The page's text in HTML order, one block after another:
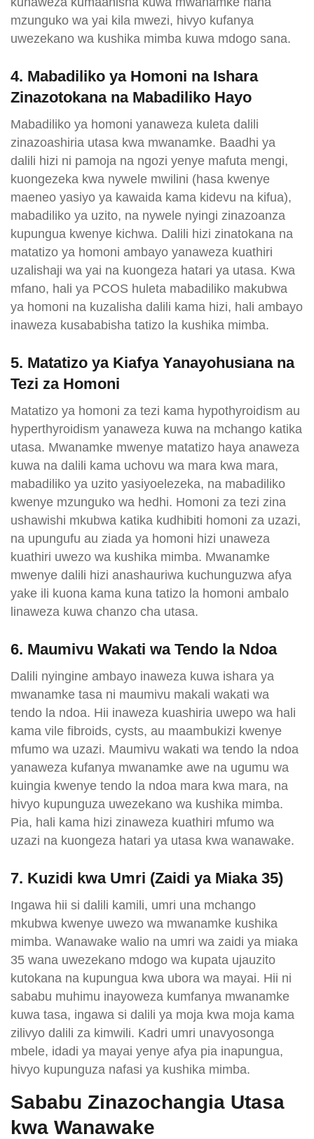
mzunguko wa yai kila mwezi, hivyo kufanya
uwezekano wa kushika mimba kuwa mdogo sana.
4. Mabadiliko ya Homoni na Ishara
Zinazotokana na Mabadiliko Hayo
Mabadiliko ya homoni yanaweza kuleta dalili
zinazoashiria utasa kwa mwanamke. Baadhi ya
dalili hizi ni pamoja na ngozi yenye mafuta mengi,
kuongezeka kwa nywele mwilini (hasa kwenye
maeneo yasiyo ya kawaida kama kidevu na kifua),
mabadiliko ya uzito, na nywele nyingi zinazoanza
kupungua kwenye kichwa. Dalili hizi zinatokana na
matatizo ya homoni ambayo yanaweza kuathiri
uzalishaji wa yai na kuongeza hatari ya utasa. Kwa
mfano, hali ya PCOS huleta mabadiliko makubwa
ya homoni na kuzalisha dalili kama hizi, hali ambayo
inaweza kusababisha tatizo la kushika mimba.
5. Matatizo ya Kiafya Yanayohusiana na
Tezi za Homoni
Matatizo ya homoni za tezi kama hypothyroidism au
hyperthyroidism yanaweza kuwa na mchango katika
utasa. Mwanamke mwenye matatizo haya anaweza
kuwa na dalili kama uchovu wa mara kwa mara,
mabadiliko ya uzito yasiyoelezeka, na mabadiliko
kwenye mzunguko wa hedhi. Homoni za tezi zina
ushawishi mkubwa katika kudhibiti homoni za uzazi,
na upungufu au ziada ya homoni hizi unaweza
kuathiri uwezo wa kushika mimba. Mwanamke
mwenye dalili hizi anashauriwa kuchunguzwa afya
yake ili kuona kama kuna tatizo la homoni ambalo
linaweza kuwa chanzo cha utasa.
6. Maumivu Wakati wa Tendo la Ndoa
Dalili nyingine ambayo inaweza kuwa ishara ya
mwanamke tasa ni maumivu makali wakati wa
tendo la ndoa. Hii inaweza kuashiria uwepo wa hali
kama vile fibroids, cysts, au maambukizi kwenye
mfumo wa uzazi. Maumivu wakati wa tendo la ndoa
yanaweza kufanya mwanamke awe na ugumu wa
kuingia kwenye tendo la ndoa mara kwa mara, na
hivyo kupunguza uwezekano wa kushika mimba.
Pia, hali kama hizi zinaweza kuathiri mfumo wa
uzazi na kuongeza hatari ya utasa kwa wanawake.
7. Kuzidi kwa Umri (Zaidi ya Miaka 35)
Ingawa hii si dalili kamili, umri una mchango
mkubwa kwenye uwezo wa mwanamke kushika
mimba. Wanawake walio na umri wa zaidi ya miaka
35 wana uwezekano mdogo wa kupata ujauzito
kutokana na kupungua kwa ubora wa mayai. Hii ni
sababu muhimu inayoweza kumfanya mwanamke
kuwa tasa, ingawa si dalili ya moja kwa moja kama
zilivyo dalili za kimwili. Kadri umri unavyosonga
mbele, idadi ya mayai yenye afya pia inapungua,
hivyo kupunguza nafasi ya kushika mimba.
Sababu Zinazochangia Utasa
kwa Wanawake